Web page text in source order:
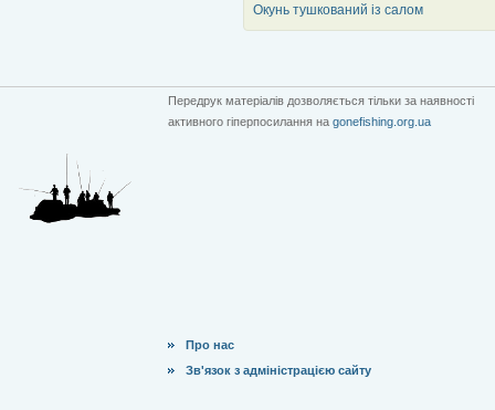
Окунь тушкований із салом
Передрук матеріалів дозволяється тільки за наявності
активного гіперпосилання на gonefishing.org.ua
Про нас
Зв'язок з адміністрацією сайту